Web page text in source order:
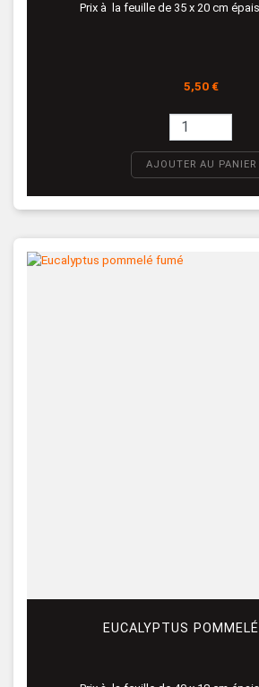
Prix à la feuille de 35 x 20 cm
Prix
5,50 €
AJOUTER AU PANIER
EUCALYPTUS